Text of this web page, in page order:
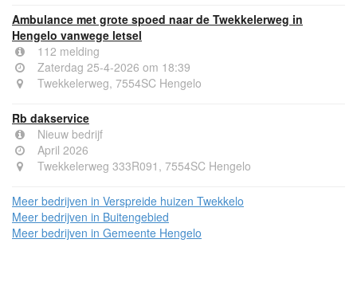
Ambulance met grote spoed naar de Twekkelerweg in
Hengelo vanwege letsel
112 melding
Zaterdag 25-4-2026 om 18:39
Twekkelerweg, 7554SC Hengelo
Rb dakservice
Nieuw bedrijf
April 2026
Twekkelerweg 333R091, 7554SC Hengelo
Meer bedrijven in Verspreide huizen Twekkelo
Meer bedrijven in Buitengebied
Meer bedrijven in Gemeente Hengelo